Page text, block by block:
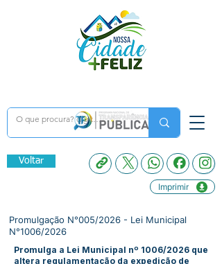
Voltar
Imprimir
Promulgação N°005/2026 - Lei Municipal
N°1006/2026
Promulga a Lei Municipal nº 1006/2026 que
altera regulamentação da expedição de